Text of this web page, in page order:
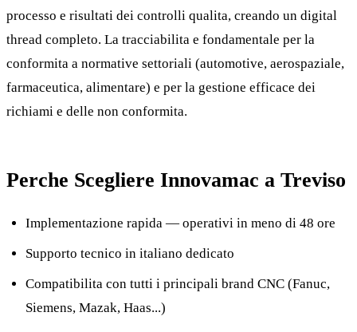
processo e risultati dei controlli qualita, creando un digital
thread completo. La tracciabilita e fondamentale per la
conformita a normative settoriali (automotive, aerospaziale,
farmaceutica, alimentare) e per la gestione efficace dei
richiami e delle non conformita.
Perche Scegliere Innovamac a Treviso
Implementazione rapida — operativi in meno di 48 ore
Supporto tecnico in italiano dedicato
Compatibilita con tutti i principali brand CNC (Fanuc,
Siemens, Mazak, Haas...)